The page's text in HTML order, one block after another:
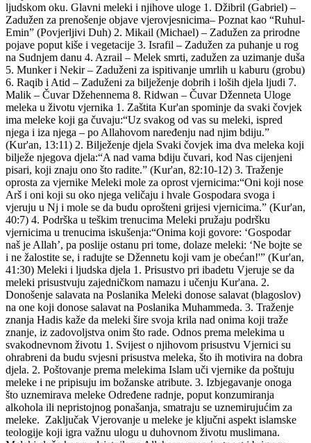
ljudskom oku. Glavni meleki i njihove uloge 1. Džibril (Gabriel) –
Zadužen za prenošenje objave vjerovjesnicima– Poznat kao “Ruhul-
Emin” (Povjerljivi Duh) 2. Mikail (Michael) – Zadužen za prirodne
pojave poput kiše i vegetacije 3. Israfil – Zadužen za puhanje u rog
na Sudnjem danu 4. Azrail – Melek smrti, zadužen za uzimanje duša
5. Munker i Nekir – Zaduženi za ispitivanje umrlih u kaburu (grobu)
6. Raqib i Atid – Zaduženi za bilježenje dobrih i loših djela ljudi 7.
Malik – Čuvar Džehennema 8. Ridwan – Čuvar Dženneta Uloge
meleka u životu vjernika 1. Zaštita Kur'an spominje da svaki čovjek
ima meleke koji ga čuvaju:“Uz svakog od vas su meleki, ispred
njega i iza njega – po Allahovom naređenju nad njim bdiju.”
(Kur'an, 13:11) 2. Bilježenje djela Svaki čovjek ima dva meleka koji
bilježe njegova djela:“A nad vama bdiju čuvari, kod Nas cijenjeni
pisari, koji znaju ono što radite.” (Kur'an, 82:10-12) 3. Traženje
oprosta za vjernike Meleki mole za oprost vjernicima:“Oni koji nose
Arš i oni koji su oko njega veličaju i hvale Gospodara svoga i
vjeruju u Nj i mole se da budu oprošteni grijesi vjernicima.” (Kur'an,
40:7) 4. Podrška u teškim trenucima Meleki pružaju podršku
vjernicima u trenucima iskušenja:“Onima koji govore: ‘Gospodar
naš je Allah’, pa poslije ostanu pri tome, dolaze meleki: ‘Ne bojte se
i ne žalostite se, i radujte se Džennetu koji vam je obećan!'” (Kur'an,
41:30) Meleki i ljudska djela 1. Prisustvo pri ibadetu Vjeruje se da
meleki prisustvuju zajedničkom namazu i učenju Kur'ana. 2.
Donošenje salavata na Poslanika Meleki donose salavat (blagoslov)
na one koji donose salavat na Poslanika Muhammeda. 3. Traženje
znanja Hadis kaže da meleki šire svoja krila nad onima koji traže
znanje, iz zadovoljstva onim što rade. Odnos prema melekima u
svakodnevnom životu 1. Svijest o njihovom prisustvu Vjernici su
ohrabreni da budu svjesni prisustva meleka, što ih motivira na dobra
djela. 2. Poštovanje prema melekima Islam uči vjernike da poštuju
meleke i ne pripisuju im božanske atribute. 3. Izbjegavanje onoga
što uznemirava meleke Određene radnje, poput konzumiranja
alkohola ili nepristojnog ponašanja, smatraju se uznemirujućim za
meleke. Zaključak Vjerovanje u meleke je ključni aspekt islamske
teologije koji igra važnu ulogu u duhovnom životu muslimana.